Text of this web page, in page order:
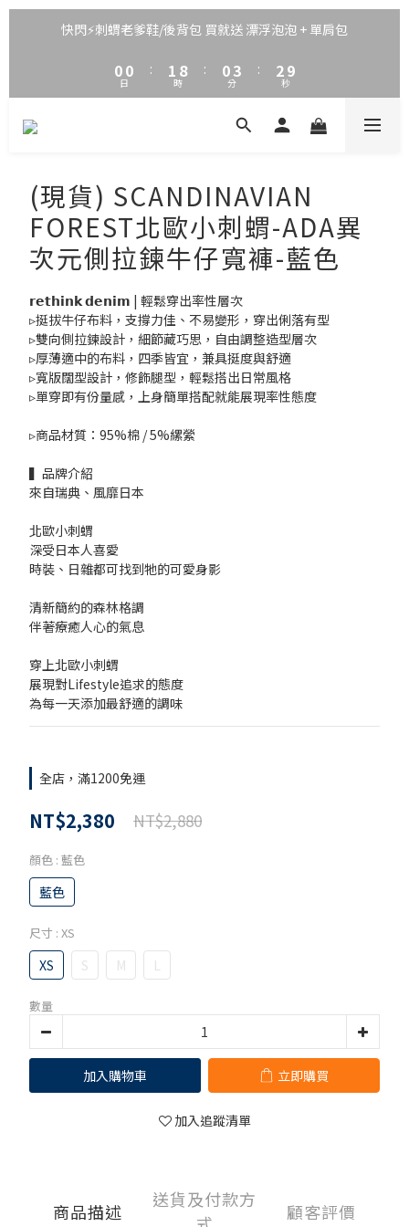
快閃⚡刺蝟老爹鞋/後背包 買就送 漂浮泡泡 + 單肩包
3
2
0
3
2
0
日
:
4
3
1
0
8
7
2
1
0
時
:
3
2
0
6
5
3
2
0
分
:
5
4
2
1
9
7
6
4
1
0
秒
(現貨) SCANDINAVIAN
FOREST北歐小刺蝟-ADA異
次元側拉鍊牛仔寬褲-藍色
𝗿𝗲𝘁𝗵𝗶𝗻𝗸 𝗱𝗲𝗻𝗶𝗺 | 輕鬆穿出率性層次
▹挺拔牛仔布料，支撐力佳、不易變形，穿出俐落有型
▹雙向側拉鍊設計，細節藏巧思，自由調整造型層次
▹厚薄適中的布料，四季皆宜，兼具挺度與舒適
▹寬版闊型設計，修飾腿型，輕鬆搭出日常風格
▹單穿即有份量感，上身簡單搭配就能展現率性態度
▹商品材質：95%棉 / 5%縲縈
▍品牌介紹
來自瑞典、風靡日本
北歐小刺蝟
深受日本人喜愛
時裝、日雜都可找到牠的可愛身影
清新簡約的森林格調
伴著療癒人心的氣息
穿上北歐小刺蝟
展現對Lifestyle追求的態度
為每一天添加最舒適的調味
全店，滿1200免運
NT$2,380 NT$2,880
顏色 : 藍色
藍色
尺寸 : XS
XS S M L
數量
加入購物車 立即購買
加入追蹤清單
商品描述
送貨及付款方
顧客評價